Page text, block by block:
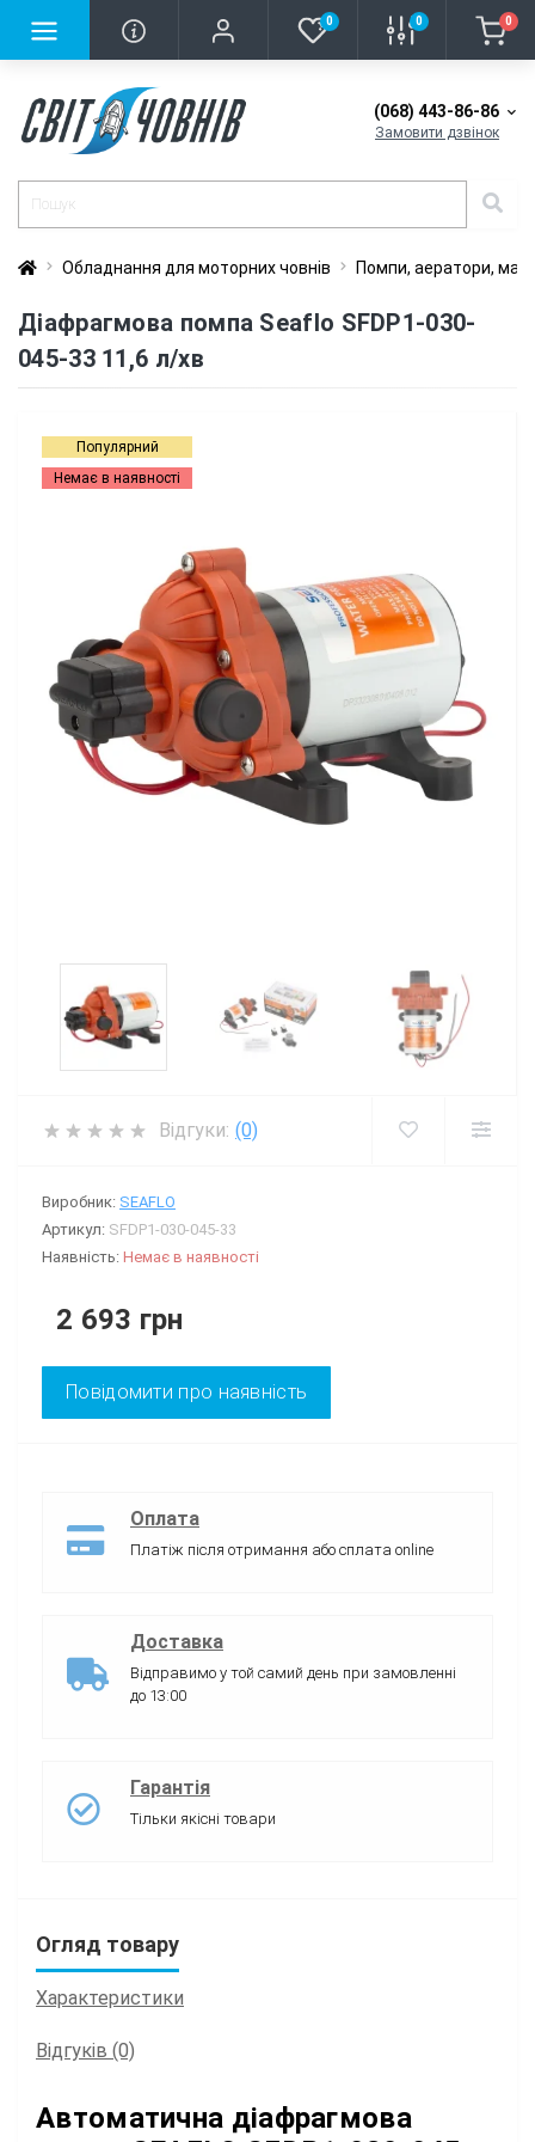
0 0 0
(068) 443-86-86
Замовити дзвінок
Обладнання для моторних човнів Помпи, аератори,
Діафрагмова помпа Seaflo SFDP1-030-
045-33 11,6 л/хв
Популярний
Немає в наявності
Відгуки: (0)
Виробник: SEAFLO
Артикул: SFDP1-030-045-33
Наявність: Немає в наявності
2 693 грн
Повідомити про наявність
Оплата
Платіж після отримання або сплата online
Доставка
Відправимо у той самий день при замовленні
до 13:00
Гарантія
Тільки якісні товари
Огляд товару
Характеристики
Відгуків (0)
Автоматична діафрагмова